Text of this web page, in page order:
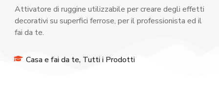
Attivatore di ruggine utilizzabile per creare degli effetti
decorativi su superfici ferrose, per il professionista ed il
fai da te.
Casa e fai da te, Tutti i Prodotti